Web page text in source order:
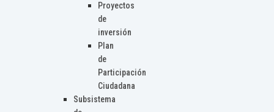
Proyectos
de
inversión
Plan
de
Participación
Ciudadana
Subsistema